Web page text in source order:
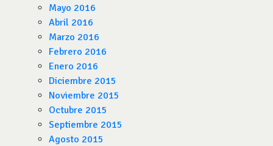
Mayo 2016
Abril 2016
Marzo 2016
Febrero 2016
Enero 2016
Diciembre 2015
Noviembre 2015
Octubre 2015
Septiembre 2015
Agosto 2015